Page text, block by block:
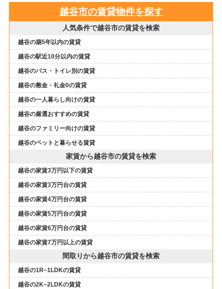
越谷市の賃貸物件を探す
人気条件で越谷市の賃貸を検索
越谷の築5年以内の賃貸
越谷の駅近10分以内の賃貸
越谷のバス・トイレ別の賃貸
越谷の敷金・礼金0の賃貸
越谷の一人暮らし向けの賃貸
越谷の厳選おすすめの賃貸
越谷のファミリー向けの賃貸
越谷のペットと暮らせる賃貸
家賃から越谷市の賃貸を検索
越谷の家賃3万円以下の賃貸
越谷の家賃3万円台の賃貸
越谷の家賃4万円台の賃貸
越谷の家賃5万円台の賃貸
越谷の家賃6万円台の賃貸
越谷の家賃7万円以上の賃貸
間取りから越谷市の賃貸を検索
越谷の1R~1LDKの賃貸
越谷の2K~2LDKの賃貸